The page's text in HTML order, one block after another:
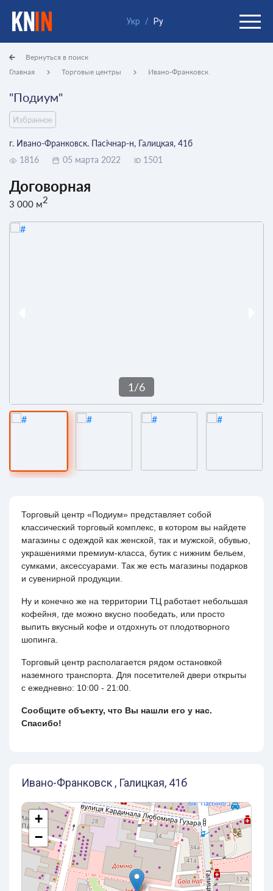
Укр / Ру
Главная Торговые центры Ивано-Франковск
Вернуться в поиск
"Подиум"
Избранное
г. Ивано-Франковск. Пасічнар-н, Галицкая, 41б
1816
05 марта 2022 ID 1501
Договорная
3 000 м2
1/6
Торговый центр «Подиум» представляет собой
классический торговый комплекс, в котором вы найдете
магазины с одеждой как женской, так и мужской, обувью,
украшениями премиум-класса, бутик с нижним бельем,
сумками, аксессуарами. Так же есть магазины подарков
и сувенирной продукции.
Ну и конечно же на территории ТЦ работает небольшая
кофейня, где можно вкусно пообедать, или просто
выпить вкусный кофе и отдохнуть от плодотворного
шопинга.
Торговый центр располагается рядом остановкой
наземного транспорта. Для посетителей двери открыты
с ежедневно: 10:00 - 21:00.
Сообщите объекту, что Вы нашли его у нас.
Спасибо!
Ивано-Франковск , Галицкая, 41б
+
−